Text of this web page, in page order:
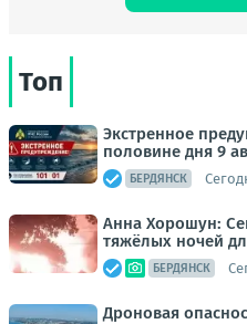
Топ
Экстренное
половине дня 9
БЕРДЯНСК
Анна Хорошун:
тяжёлых ночей
БЕРДЯНСК
Дроновая